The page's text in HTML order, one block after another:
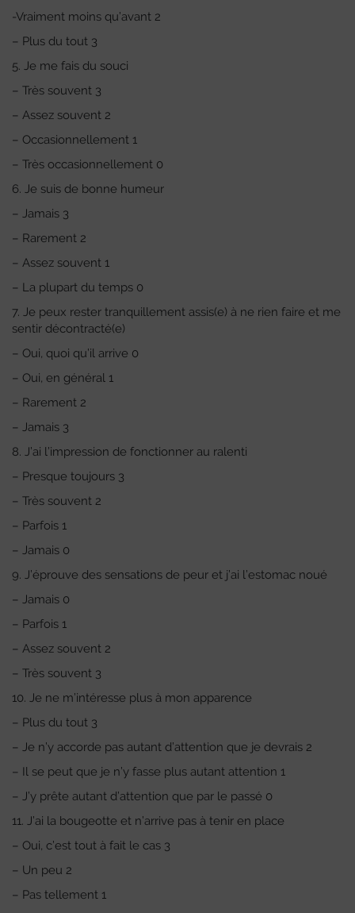
-Vraiment moins qu’avant 2
– Plus du tout 3
5. Je me fais du souci
– Très souvent 3
– Assez souvent 2
– Occasionnellement 1
– Très occasionnellement 0
6. Je suis de bonne humeur
– Jamais 3
– Rarement 2
– Assez souvent 1
– La plupart du temps 0
7. Je peux rester tranquillement assis(e) à ne rien faire et me
sentir décontracté(e)
– Oui, quoi qu’il arrive 0
– Oui, en général 1
– Rarement 2
– Jamais 3
8. J’ai l’impression de fonctionner au ralenti
– Presque toujours 3
– Très souvent 2
– Parfois 1
– Jamais 0
9. J’éprouve des sensations de peur et j’ai l’estomac noué
– Jamais 0
– Parfois 1
– Assez souvent 2
– Très souvent 3
10. Je ne m’intéresse plus à mon apparence
– Plus du tout 3
– Je n’y accorde pas autant d’attention que je devrais 2
– Il se peut que je n’y fasse plus autant attention 1
– J’y prête autant d’attention que par le passé 0
11. J’ai la bougeotte et n’arrive pas à tenir en place
– Oui, c’est tout à fait le cas 3
– Un peu 2
– Pas tellement 1